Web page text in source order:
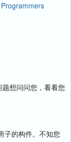
想问问您，看看您
子的构件。不知您